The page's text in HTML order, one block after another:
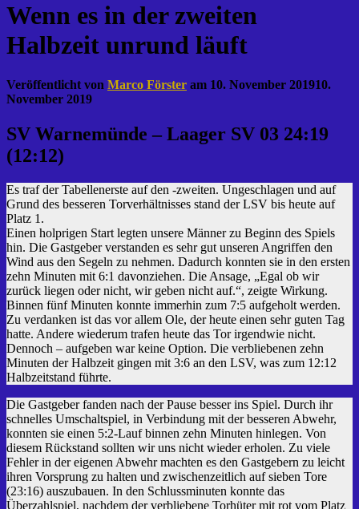
Wenn es in der zweiten
Halbzeit unrund läuft
Veröffentlicht von Marco Förster am 10. November 201910.
November 2019
SV Warnemünde – Laager SV 03 24:19
(12:12)
Es traf der Tabellenerste auf den -zweiten. Ungeschlagen und auf
Grund des besseren Torverhältnisses stand der LSV bis heute auf
Platz 1.
Einen holprigen Start legten unsere Männer zu Beginn des Spiels
hin. Die Gastgeber verstanden es sehr gut unseren Angriffen den
Wind aus den Segeln zu nehmen. Dadurch konnten sie in den ersten
zehn Minuten mit 6:1 davonziehen. Die Ansage, „Egal ob wir
zurück liegen oder nicht, wir geben nicht auf.“, zeigte Wirkung.
Binnen fünf Minuten konnte immerhin zum 7:5 aufgeholt werden.
Zu verdanken ist das vor allem Ole, der heute einen sehr guten Tag
hatte. Andere wiederum trafen heute das Tor irgendwie nicht.
Dennoch – aufgeben war keine Option. Die verbliebenen zehn
Minuten der Halbzeit gingen mit 3:6 an den LSV, was zum 12:12
Halbzeitstand führte.
Die Gastgeber fanden nach der Pause besser ins Spiel. Durch ihr
schnelles Umschaltspiel, in Verbindung mit der besseren Abwehr,
konnten sie einen 5:2-Lauf binnen zehn Minuten hinlegen. Von
diesem Rückstand sollten wir uns nicht wieder erholen. Zu viele
Fehler in der eigenen Abwehr machten es den Gastgebern zu leicht
ihren Vorsprung zu halten und zwischenzeitlich auf sieben Tore
(23:16) auszubauen. In den Schlussminuten konnte das
Überzahlspiel, nachdem der verbliebene Torhüter mit rot vom Platz